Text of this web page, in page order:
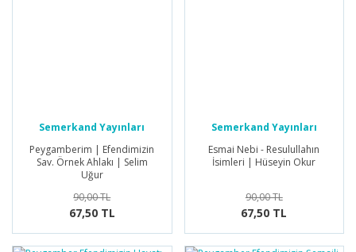
Semerkand Yayınları
Peygamberim | Efendimizin
Sav. Örnek Ahlakı | Selim
Uğur
90,00 TL
67,50 TL
Semerkand Yayınları
Esmai Nebi - Resulullahın
İsimleri | Hüseyin Okur
90,00 TL
67,50 TL